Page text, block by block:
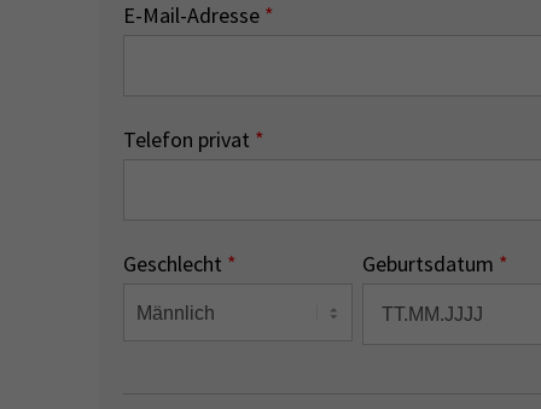
E-Mail-Adresse *
Telefon privat *
Geschlecht * Geburtsdatum *